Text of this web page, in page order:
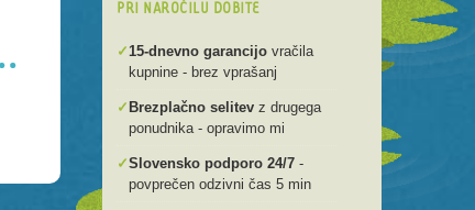
PRI NAROČILU DOBITE
✓15-dnevno garancijo vračila
kupnine - brez vprašanj
✓ Brezplačno selitev z drugega
ponudnika - opravimo mi
✓Slovensko podporo 24/7 -
povprečen odzivni čas 5 min